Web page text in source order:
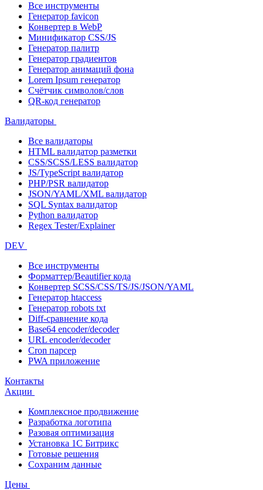
Все инструменты
Генератор favicon
Конвертер в WebP
Минификатор CSS/JS
Генератор палитр
Генератор градиентов
Генератор анимаций фона
Lorem Ipsum генератор
Счётчик символов/слов
QR-код генератор
Валидаторы
Все валидаторы
HTML валидатор разметки
CSS/SCSS/LESS валидатор
JS/TypeScript валидатор
PHP/PSR валидатор
JSON/YAML/XML валидатор
SQL Syntax валидатор
Python валидатор
Regex Tester/Explainer
DEV
Все инструменты
Форматтер/Beautifier кода
Конвертер SCSS/CSS/TS/JS/JSON/YAML
Генератор htaccess
Генератор robots txt
Diff-сравнение кода
Base64 encoder/decoder
URL encoder/decoder
Cron парсер
PWA приложение
Контакты
Акции
Комплексное продвижение
Разработка логотипа
Разовая оптимизация
Установка 1С Битрикс
Готовые решения
Сохраним данные
Цены